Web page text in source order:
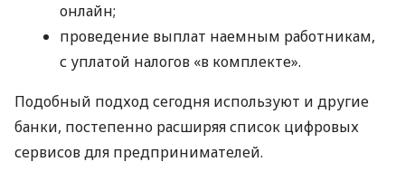
онлайн;
проведение выплат наемным работникам,
с уплатой налогов «в комплекте».
Подобный подход сегодня используют и другие
банки, постепенно расширяя список цифровых
сервисов для предпринимателей.